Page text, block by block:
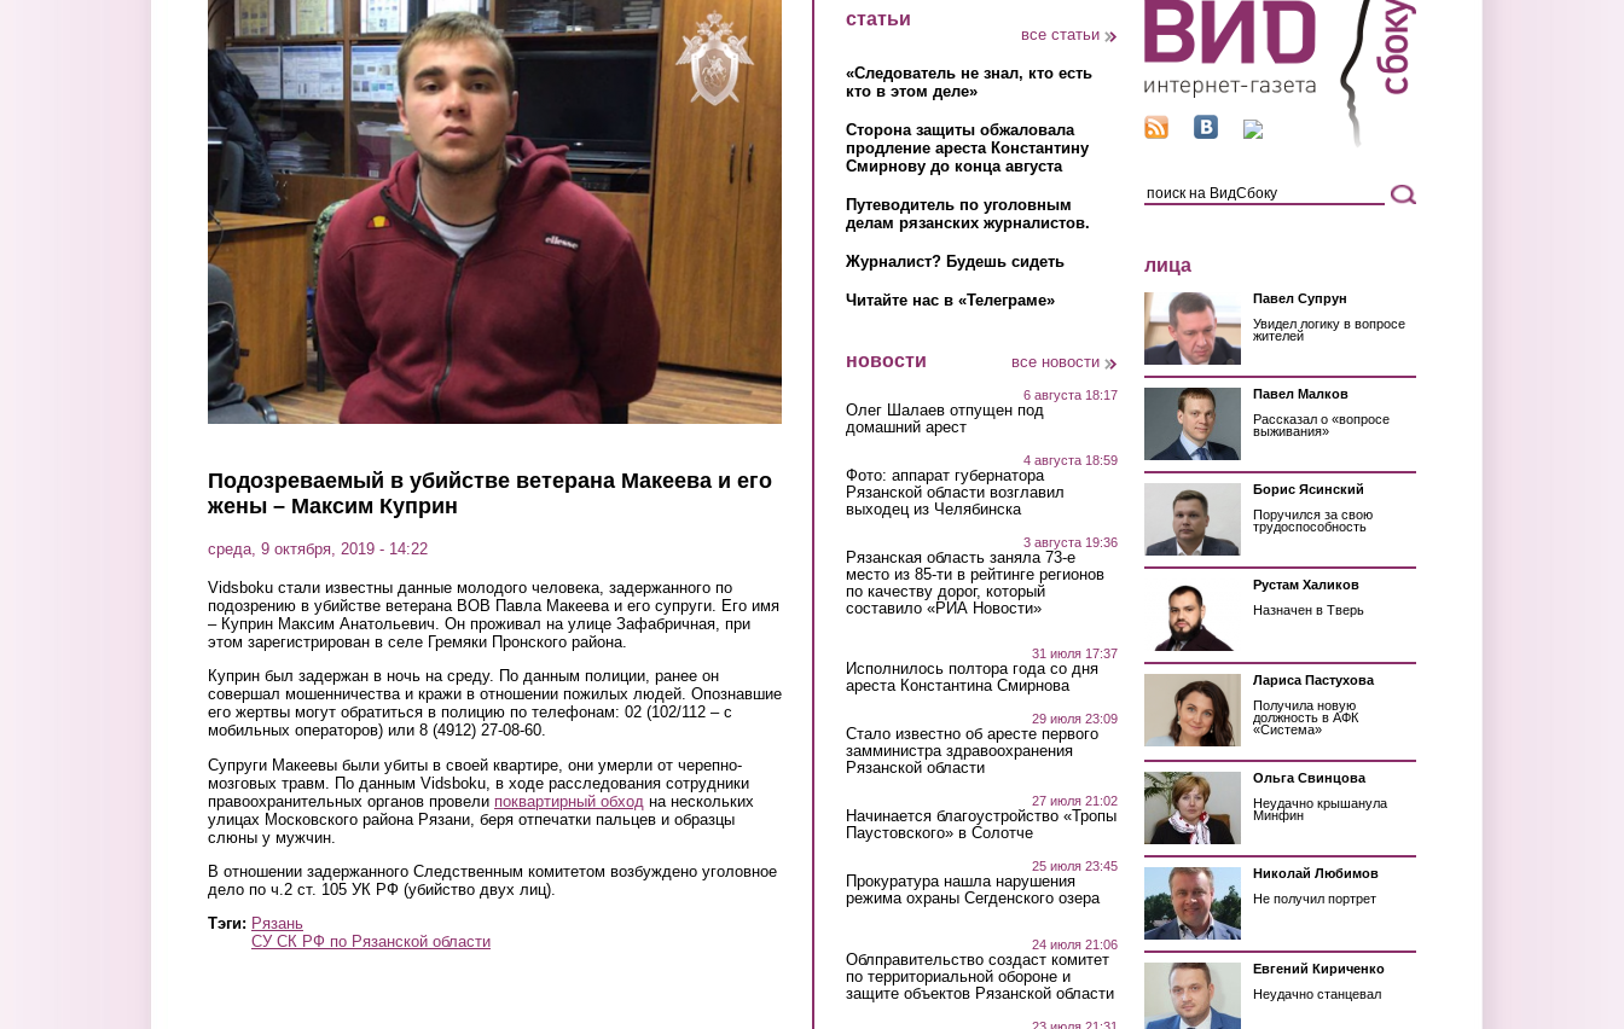
Перейти к основному содержанию
Подозреваемый в убийстве ветерана Макеева и его
жены – Максим Куприн
среда, 9 октября, 2019 - 14:22
Vidsboku стали известны данные молодого человека, задержанного по
подозрению в убийстве ветерана ВОВ Павла Макеева и его супруги. Его имя
– Куприн Максим Анатольевич. Он проживал на улице Зафабричная, при
этом зарегистрирован в селе Гремяки Пронского района.
Куприн был задержан в ночь на среду. По данным полиции, ранее он
совершал мошенничества и кражи в отношении пожилых людей. Опознавшие
его жертвы могут обратиться в полицию по телефонам: 02 (102/112 – с
мобильных операторов) или 8 (4912) 27-08-60.
Супруги Макеевы были убиты в своей квартире, они умерли от черепно-
мозговых травм. По данным Vidsboku, в ходе расследования сотрудники
правоохранительных органов провели поквартирный обход на нескольких
улицах Московского района Рязани, беря отпечатки пальцев и образцы
слюны у мужчин.
В отношении задержанного Следственным комитетом возбуждено уголовное
дело по ч.2 ст. 105 УК РФ (убийство двух лиц).
Тэги: Рязань
СУ СК РФ по Рязанской области
статьи
все статьи
«Следователь не знал, кто есть
кто в этом деле»
Сторона защиты обжаловала
продление ареста Константину
Смирнову до конца августа
Путеводитель по уголовным
делам рязанских журналистов.
Журналист? Будешь сидеть
Читайте нас в «Телеграме»
новости все новости
6 августа 18:17
Олег Шалаев отпущен под
домашний арест
4 августа 18:59
Фото: аппарат губернатора
Рязанской области возглавил
выходец из Челябинска
3 августа 19:36
Рязанская область заняла 73-е
место из 85-ти в рейтинге регионов
по качеству дорог, который
составило «РИА Новости»
31 июля 17:37
Исполнилось полтора года со дня
ареста Константина Смирнова
29 июля 23:09
Стало известно об аресте первого
замминистра здравоохранения
Рязанской области
27 июля 21:02
Начинается благоустройство «Тропы
Паустовского» в Солотче
25 июля 23:45
Прокуратура нашла нарушения
режима охраны Сегденского озера
24 июля 21:06
Облправительство создаст комитет
по территориальной обороне и
защите объектов Рязанской области
лица
Павел Супрун
Увидел логику в вопросе
жителей
Павел Малков
Рассказал о «вопросе
выживания»
Борис Ясинский
Поручился за свою
трудоспособность
Рустам Халиков
Назначен в Тверь
Лариса Пастухова
Получила новую
должность в АФК
«Система»
Ольга Свинцова
Неудачно крышанула
Минфин
Николай Любимов
Не получил портрет
Евгений Кириченко
Неудачно станцевал